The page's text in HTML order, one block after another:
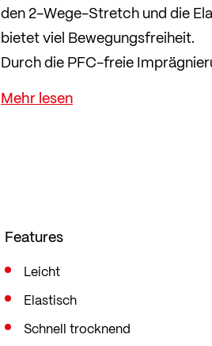
den 2-Wege-Stretch und die
bietet viel Bewegungsfreiheit.
Durch die PFC-freie
Oberschenkeltasche und den
sicher verstauen.
Features
Leicht
Elastisch
Schnell trocknend